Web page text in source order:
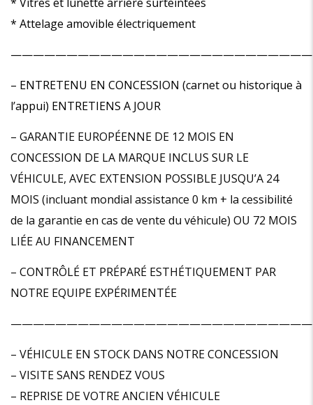
* Attelage amovible électriquement
– ENTRETENU EN CONCESSION (carnet ou historique à
l’appui) ENTRETIENS A JOUR
– GARANTIE EUROPÉENNE DE 12 MOIS EN
CONCESSION DE LA MARQUE INCLUS SUR LE
VÉHICULE, AVEC EXTENSION POSSIBLE JUSQU’A 24
MOIS (incluant mondial assistance 0 km + la cessibilité
de la garantie en cas de vente du véhicule) OU 72 MOIS
LIÉE AU FINANCEMENT
– CONTRÔLÉ ET PRÉPARÉ ESTHÉTIQUEMENT PAR
NOTRE EQUIPE EXPÉRIMENTÉE
– VÉHICULE EN STOCK DANS NOTRE CONCESSION
– VISITE SANS RENDEZ VOUS
– REPRISE DE VOTRE ANCIEN VÉHICULE